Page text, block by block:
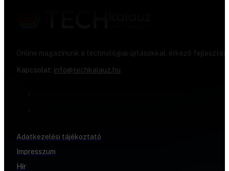
Online magazinunk a technológiai újításokkal, érkező
Kapcsolat: info@techkalauz.hu
Adatkezelési tájékoztató
Impresszum
Hír